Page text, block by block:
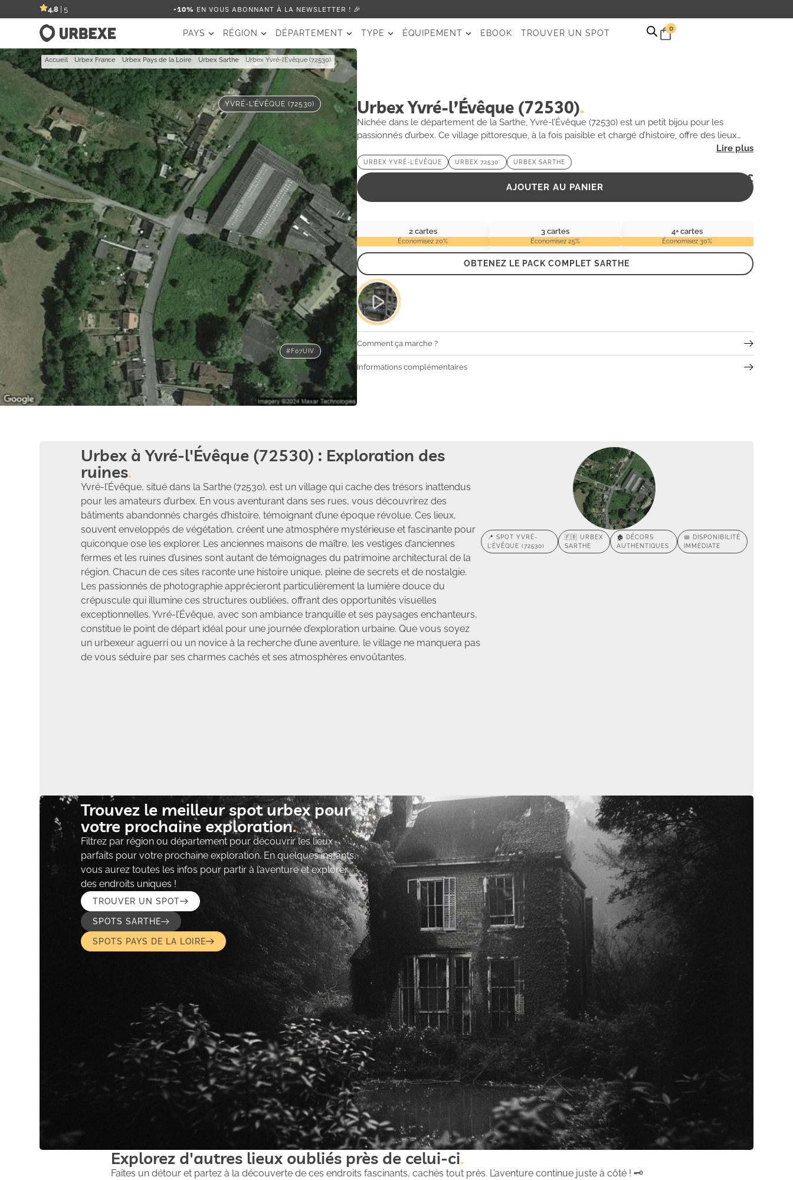
4,8 | 5 -10% EN VOUS ABONNANT À LA NEWSLETTER ! 🎉
PAYS RÉGION DÉPARTEMENT TYPE ÉQUIPEMENT EBOOK TROUVER UN SPOT
0
Accueil -Urbex France -Urbex Pays de la Loire -Urbex Sarthe -Urbex Yvré-l’Évêque (72530)
YVRÉ-L’ÉVÊQUE (72530)
#F07UIV
Urbex Yvré-l’Évêque (72530)
Nichée dans le département de la Sarthe, Yvré-l’Évêque (72530) est un petit bijou pour les
passionnés d’urbex. Ce village pittoresque, à la fois paisible et chargé d’histoire, offre des lieux
abandonnés témoignant d’un passé riche. Les vestiges de constructions anciennes, enveloppés
de mystère et de nature sauvage, invitent à l’exploration. Que vous soyez un photographe en
quête de paysages uniques ou un amateur d’histoires oubliées, Yvré-l’Évêque saura captiver
votre imagination et éveiller votre curiosité.
URBEX YVRÉ-L’ÉVÊQUE URBEX 72530′ URBEX SARTHE
2,99€
AJOUTER AU PANIER
2 cartes
Économisez 20%
3 cartes
Économisez 25%
4+ cartes
Économisez 30%
OBTENEZ LE PACK COMPLET SARTHE
Comment ça marche ?
Informations complémentaires
Urbex à Yvré-l'Évêque (72530) : Exploration des
ruines
Yvré-l’Évêque, situé dans la Sarthe (72530), est un village qui cache des trésors inattendus
pour les amateurs d’urbex. En vous aventurant dans ses rues, vous découvrirez des
bâtiments abandonnés chargés d’histoire, témoignant d’une époque révolue. Ces lieux,
souvent enveloppés de végétation, créent une atmosphère mystérieuse et fascinante pour
quiconque ose les explorer. Les anciennes maisons de maître, les vestiges d’anciennes
fermes et les ruines d’usines sont autant de témoignages du patrimoine architectural de la
région. Chacun de ces sites raconte une histoire unique, pleine de secrets et de nostalgie.
Les passionnés de photographie apprécieront particulièrement la lumière douce du
crépuscule qui illumine ces structures oubliées, offrant des opportunités visuelles
exceptionnelles. Yvré-l’Évêque, avec son ambiance tranquille et ses paysages enchanteurs,
constitue le point de départ idéal pour une journée d’exploration urbaine. Que vous soyez
un urbexeur aguerri ou un novice à la recherche d’une aventure, le village ne manquera pas
de vous séduire par ses charmes cachés et ses atmosphères envoûtantes.
📍 SPOT YVRÉ-
L’ÉVÊQUE (72530)
🇫🇷 URBEX
SARTHE
🏚️ DÉCORS
AUTHENTIQUES
📅 DISPONIBILITÉ
IMMÉDIATE
Trouvez le meilleur spot urbex pour
votre prochaine exploration​
Filtrez par région ou département pour découvrir les lieux
parfaits pour votre prochaine exploration. En quelques instants,
vous aurez toutes les infos pour partir à l’aventure et explorer
des endroits uniques !
TROUVER UN SPOT
SPOTS SARTHE
SPOTS PAYS DE LA LOIRE
Explorez d'autres lieux oubliés près de celui-ci
Faites un détour et partez à la découverte de ces endroits fascinants, cachés tout près. L’aventure continue juste à côté ! 🗝️